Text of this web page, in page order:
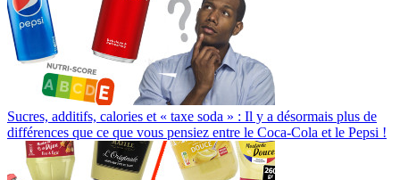
Sucres, additifs, calories et « taxe soda » : Il y a désormais plus de
différences que ce que vous pensiez entre le Coca-Cola et le Pepsi !